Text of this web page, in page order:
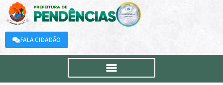
FALA CIDADÃO